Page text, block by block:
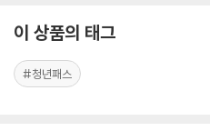
이 상품의 태그
#청년패스